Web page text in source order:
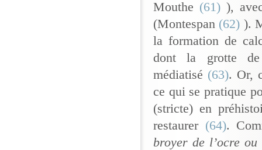
Mouthe (61) ),
(Montespan (62) ).
la formation de
dont la grotte de
médiatisé (63). Or,
ce qui se pratique
(stricte) en
restaurer(64).
broyer de l’ocre